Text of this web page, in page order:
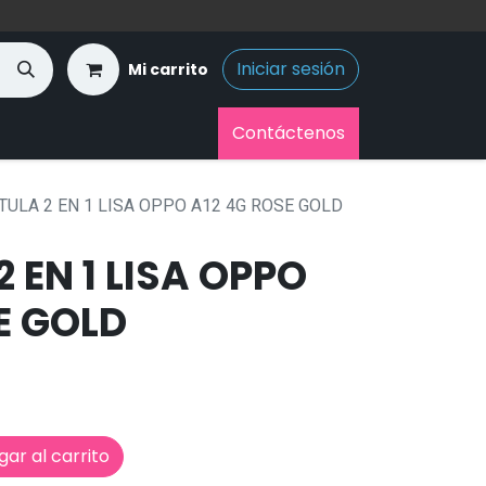
Mi carrito Iniciar sesión
Contáctenos
2 EN 1 LISA OPPO A12 4G ROSE GOLD
1 LISA OPPO
GOLD
al carrito